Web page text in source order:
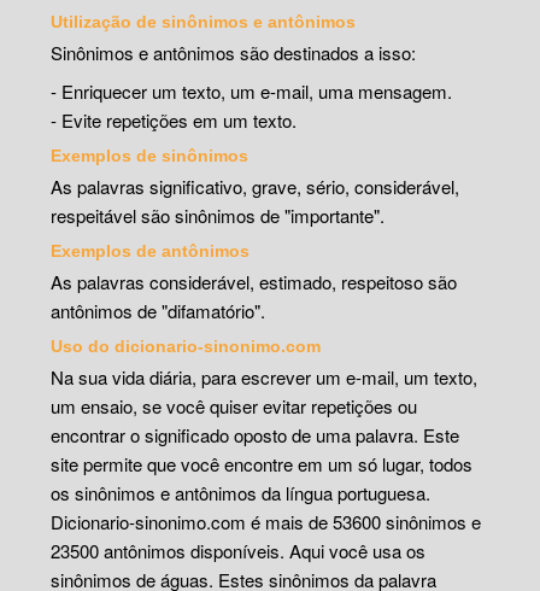
Utilização de sinônimos e antônimos
Sinônimos e antônimos são destinados a isso:
- Enriquecer um texto, um e-mail, uma mensagem.
- Evite repetições em um texto.
Exemplos de sinônimos
As palavras significativo, grave, sério, considerável,
respeitável são sinônimos de "importante".
Exemplos de antônimos
As palavras considerável, estimado, respeitoso são
antônimos de "difamatório".
Uso do dicionario-sinonimo.com
Na sua vida diária, para escrever um e-mail, um texto,
um ensaio, se você quiser evitar repetições ou
encontrar o significado oposto de uma palavra. Este
site permite que você encontre em um só lugar, todos
os sinônimos e antônimos da língua portuguesa.
Dicionario-sinonimo.com é mais de 53600 sinônimos e
23500 antônimos disponíveis. Aqui você usa os
sinônimos de águas. Estes sinônimos da palavra